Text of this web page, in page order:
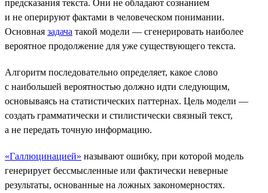
предсказания текста. Они не обладают сознанием
и не оперируют фактами в человеческом понимании.
Основная задача такой модели — сгенерировать наиболее
вероятное продолжение для уже существующего текста.
Алгоритм последовательно определяет, какое слово
с наибольшей вероятностью должно идти следующим,
основываясь на статистических паттернах. Цель модели —
создать грамматически и стилистически связный текст,
а не передать точную информацию.
«Галлюцинацией» называют ошибку, при которой модель
генерирует бессмысленные или фактически неверные
результаты, основанные на ложных закономерностях.